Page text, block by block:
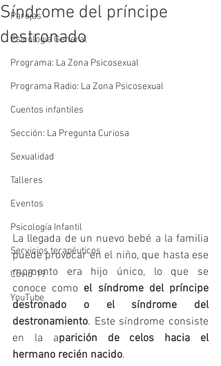
Parejas
Psicología General
Programa: La Zona Psicosexual
Programa Radio: La Zona Psicosexual
Cuentos infantiles
Sección: La Pregunta Curiosa
Sexualidad
Talleres
Eventos
Psicología Infantil
Servicios terapéuticos
Covid-19
YouTube
Síndrome del príncipe
destronado
La llegada de un nuevo bebé a la familia
puede provocar en el niño, que hasta ese
momento era hijo único, lo que se
conoce como el síndrome del príncipe
destronado o el síndrome del
destronamiento. Este síndrome consiste
en la aparición de celos hacia el
hermano recién nacido.